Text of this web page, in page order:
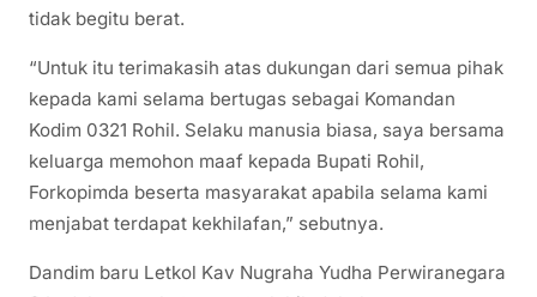
tidak begitu berat.
“Untuk itu terimakasih atas dukungan dari semua pihak
kepada kami selama bertugas sebagai Komandan
Kodim 0321 Rohil. Selaku manusia biasa, saya bersama
keluarga memohon maaf kepada Bupati Rohil,
Forkopimda beserta masyarakat apabila selama kami
menjabat terdapat kekhilafan,” sebutnya.
Dandim baru Letkol Kav Nugraha Yudha Perwiranegara